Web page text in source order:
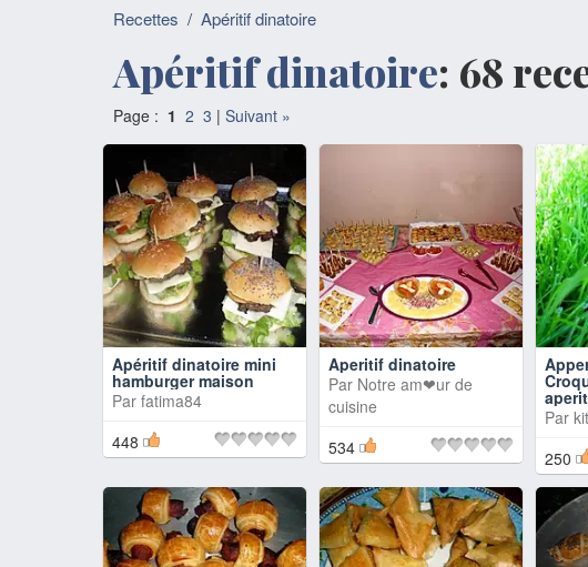
Recettes / Apéritif dinatoire
Apéritif dinatoire: 68
Page : 1 2 3 | Suivant »
Apéritif dinatoire mini
hamburger maison
Par fatima84
448
Aperitif dinatoire
Par Notre am❤ur de
cuisine
534
Par
250